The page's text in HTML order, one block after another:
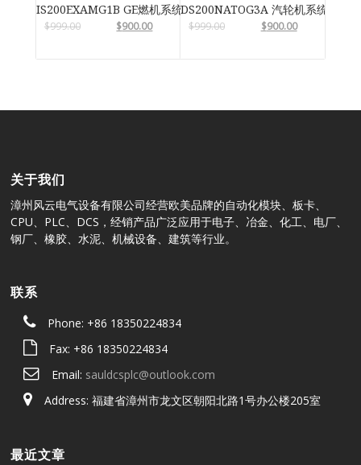
IS200EXAMG1B GE燃机系统
$999.00 $900.00
DS200NATOG3A 汽轮机系统卡件
$999.00 $900.00
关于我们
漳州风云电气设备有限公司经营欧美品牌的自动化模块、板卡、
CPU、PLC、DCS，经销产品广泛应用于电子、冶金、化工、电厂、
钢厂、橡胶、水泥、机械设备、建筑等行业。
联系
Phone: +86 18350224834
Fax: +86 18350224834
Email: sauldcsplc@outlook.com
Address: 福建省漳州市龙文区朝阳北路1号办公楼205室
最近文章